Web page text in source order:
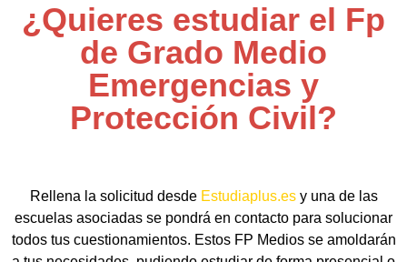
¿Quieres estudiar el Fp
de Grado Medio
Emergencias y
Protección Civil?
Rellena la solicitud desde Estudiaplus.esy una de las
escuelas asociadas se pondrá en contacto para solucionar
todos tus cuestionamientos. Estos FP Medios se amoldarán